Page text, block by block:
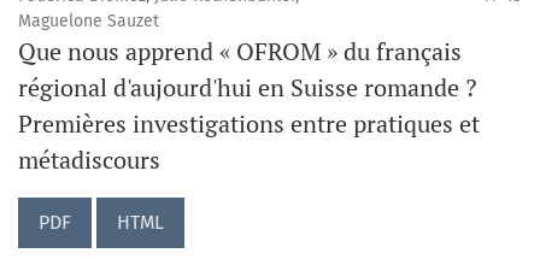
Maguelone Sauzet
Que nous apprend « OFROM » du français
régional d'aujourd'hui en Suisse romande ?
Premières investigations entre pratiques et
métadiscours
PDF HTML